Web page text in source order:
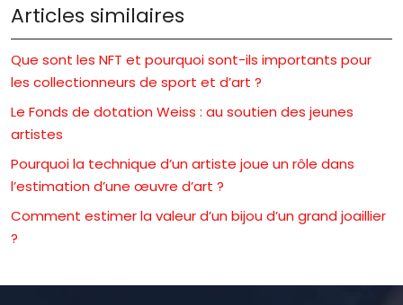
Articles similaires
Que sont les NFT et pourquoi sont-ils importants pour
les collectionneurs de sport et d’art ?
Le Fonds de dotation Weiss : au soutien des jeunes
artistes
Pourquoi la technique d’un artiste joue un rôle dans
l’estimation d’une œuvre d’art ?
Comment estimer la valeur d’un bijou d’un grand joaillier
?